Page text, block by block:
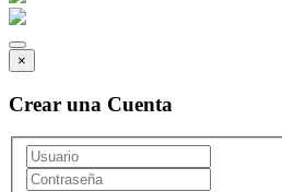
×
Crear una Cuenta